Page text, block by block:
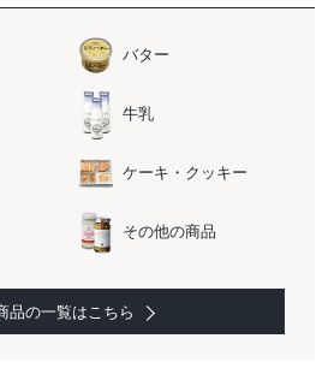
バター
牛乳
ケーキ・クッキー
その他の商品
品の一覧はこちら